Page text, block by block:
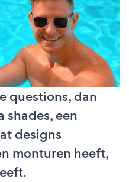
questions, dan
shades, een
designs
monturen heeft,